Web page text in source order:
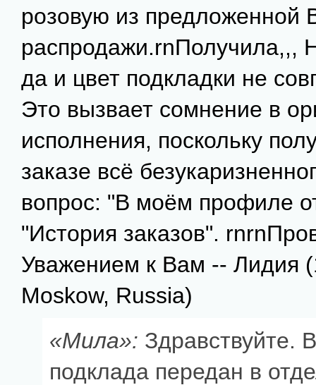
розовую из предложенной
распродажи.rnПолучила,,,
да и цвет подкладки не
Это вызвает сомнение в
исполнения, поскольку
заказе всё
вопрос: "В моём профиле
"История заказов".
Уважением к Вам -- Лидия
Moskow, Russia)
«Мила»: Здравствуйте.
подклада передан в